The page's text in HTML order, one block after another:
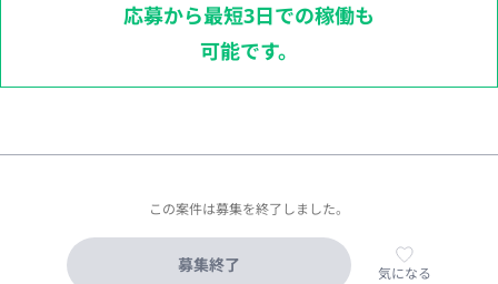
応募から最短3日での稼働も
可能です。
この案件は募集を終了しました。
募集終了 気になる